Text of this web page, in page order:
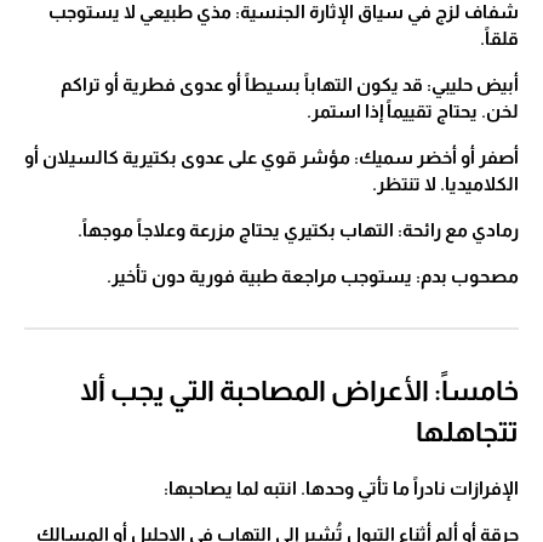
شفاف لزج في سياق الإثارة الجنسية: مذي طبيعي لا يستوجب
قلقاً.
أبيض حليبي: قد يكون التهاباً بسيطاً أو عدوى فطرية أو تراكم
لخن. يحتاج تقييماً إذا استمر.
أصفر أو أخضر سميك: مؤشر قوي على عدوى بكتيرية كالسيلان أو
الكلاميديا. لا تنتظر.
رمادي مع رائحة: التهاب بكتيري يحتاج مزرعة وعلاجاً موجهاً.
مصحوب بدم: يستوجب مراجعة طبية فورية دون تأخير.
خامساً: الأعراض المصاحبة التي يجب ألا
تتجاهلها
الإفرازات نادراً ما تأتي وحدها. انتبه لما يصاحبها:
حرقة أو ألم أثناء التبول تُشير إلى التهاب في الإحليل أو المسالك